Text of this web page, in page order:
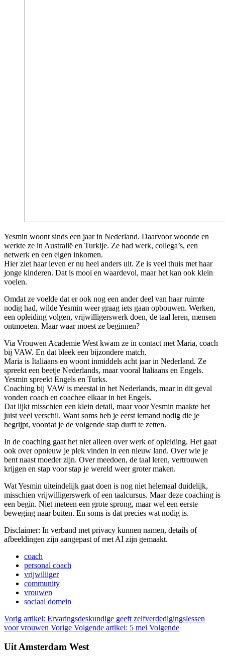
Yesmin woont sinds een jaar in Nederland. Daarvoor woonde en
werkte ze in Australië en Turkije. Ze had werk, collega’s, een
netwerk en een eigen inkomen.
Hier ziet haar leven er nu heel anders uit. Ze is veel thuis met haar
jonge kinderen. Dat is mooi en waardevol, maar het kan ook klein
voelen.
Omdat ze voelde dat er ook nog een ander deel van haar ruimte
nodig had, wilde Yesmin weer graag iets gaan opbouwen. Werken,
een opleiding volgen, vrijwilligerswerk doen, de taal leren, mensen
ontmoeten. Maar waar moest ze beginnen?
Via Vrouwen Academie West kwam ze in contact met Maria, coach
bij VAW. En dat bleek een bijzondere match.
Maria is Italiaans en woont inmiddels acht jaar in Nederland. Ze
spreekt een beetje Nederlands, maar vooral Italiaans en Engels.
Yesmin spreekt Engels en Turks.
Coaching bij VAW is meestal in het Nederlands, maar in dit geval
vonden coach en coachee elkaar in het Engels.
Dat lijkt misschien een klein detail, maar voor Yesmin maakte het
juist veel verschil. Want soms heb je eerst iemand nodig die je
begrijpt, voordat je de volgende stap durft te zetten.
In de coaching gaat het niet alleen over werk of opleiding. Het gaat
ook over opnieuw je plek vinden in een nieuw land. Over wie je
bent naast moeder zijn. Over meedoen, de taal leren, vertrouwen
krijgen en stap voor stap je wereld weer groter maken.
Wat Yesmin uiteindelijk gaat doen is nog niet helemaal duidelijk,
misschien vrijwilligerswerk of een taalcursus. Maar deze coaching is
een begin. Niet meteen een grote sprong, maar wel een eerste
beweging naar buiten. En soms is dat precies wat nodig is.
Disclaimer: In verband met privacy kunnen namen, details of
afbeeldingen zijn aangepast of met AI zijn gemaakt.
coach
personal coach
vrijwiliiger
community
vrouwen
sociaal domein
Vorig artikel: Ervaringsdeskundige geeft zelfverdedigingslessen
voor vrouwen Vorige Volgende artikel: 5 mei Volgende
Uit Amsterdam West